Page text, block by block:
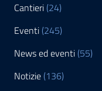
Cantieri (24)
Eventi (245)
News ed eventi (55)
Notizie (136)